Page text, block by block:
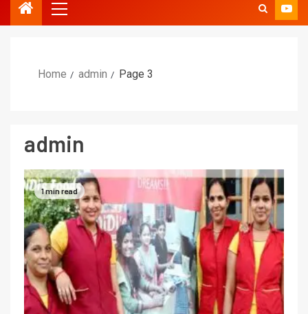
Home admin Page 3
admin
1 min read